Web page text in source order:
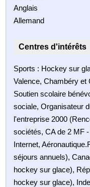
Anglais
Allemand
Centres d'intérêts
Sports : Hockey sur
Valence, Chambéry et
Soutien scolaire
sociale, Organisateur
l'entreprise 2000
sociétés, CA de 2 MF
Internet,
séjours annuels),
hockey sur glace),
hockey sur glace),